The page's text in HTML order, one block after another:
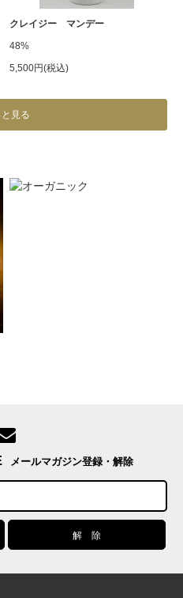
クレイジー マンデー
48%
5,500円(税込)
と見る
メールマガジン登録・解除